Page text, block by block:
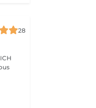
28